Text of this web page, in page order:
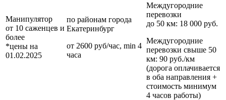
Манипулятор
от 10 саженцев и
более
*цены на
01.02.2025
по районам города
Екатеринбург
от 2600 руб/час, min 4
часа
Междугородние
перевозки
до 50 км: 18 000 руб.
Междугородние
перевозки свыше 50
км: 90 руб./км
(дорога оплачивается
в оба направления +
стоимость минимум
4 часов работы)